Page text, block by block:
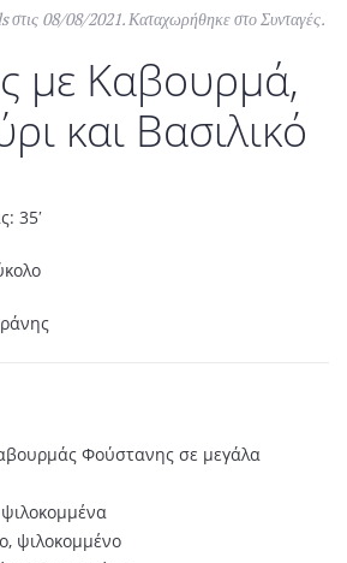
στις 08/08/2021. Καταχωρήθηκε στο Συνταγές.
με Καβουρμά,
και Βασιλικό
35′
Φούστανης σε μεγάλα
ψιλοκομμένο